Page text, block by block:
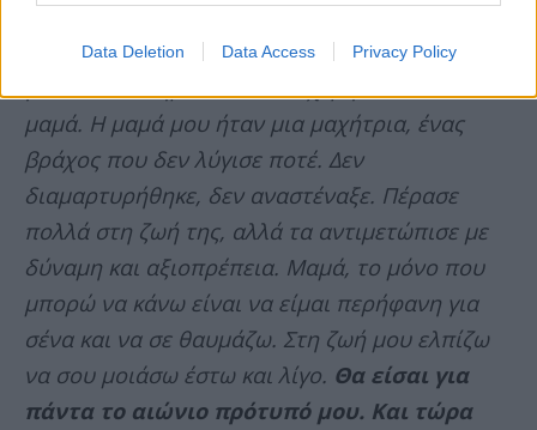
Data Deletion Data Access Privacy Policy
Σήμερα έφυγε ο αγαπημένος μου άνθρωπος. Η
πιο καλή ψυχή, η κολλητή μου, η καλύτερη
μαμά. Η μαμά μου ήταν μια μαχήτρια, ένας
βράχος που δεν λύγισε ποτέ. Δεν
διαμαρτυρήθηκε, δεν αναστέναξε. Πέρασε
πολλά στη ζωή της, αλλά τα αντιμετώπισε με
δύναμη και αξιοπρέπεια. Μαμά, το μόνο που
μπορώ να κάνω είναι να είμαι περήφανη για
σένα και να σε θαυμάζω. Στη ζωή μου ελπίζω
να σου μοιάσω έστω και λίγο. Θα είσαι για
πάντα το αιώνιο πρότυπό μου. Και τώρα